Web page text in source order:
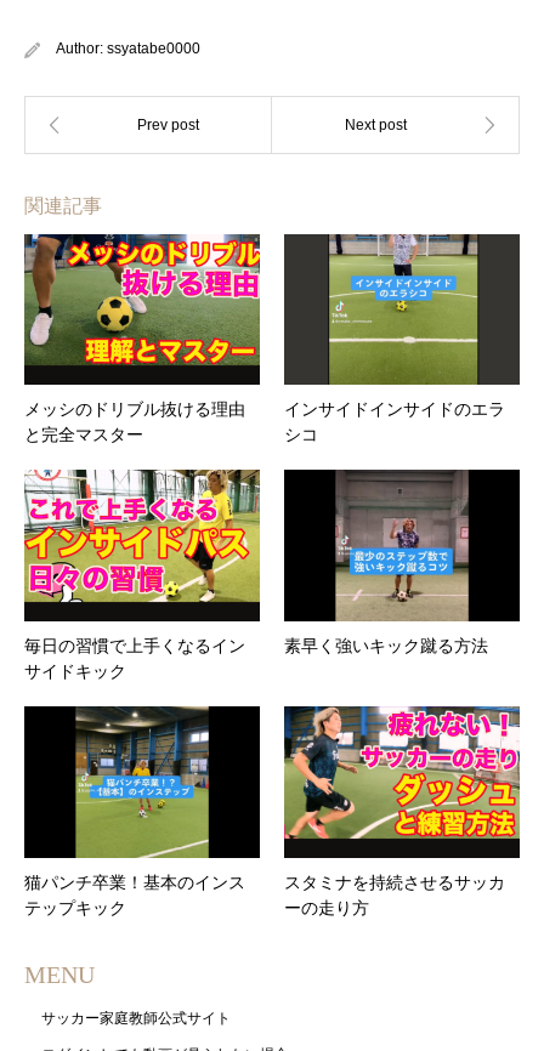
Author: ssyatabe0000
関連記事
メッシのドリブル抜ける理由
と完全マスター
インサイドインサイドのエラ
シコ
毎日の習慣で上手くなるイン
サイドキック
素早く強いキック蹴る方法
猫パンチ卒業！基本のインス
テップキック
スタミナを持続させるサッカ
ーの走り方
MENU
サッカー家庭教師公式サイト